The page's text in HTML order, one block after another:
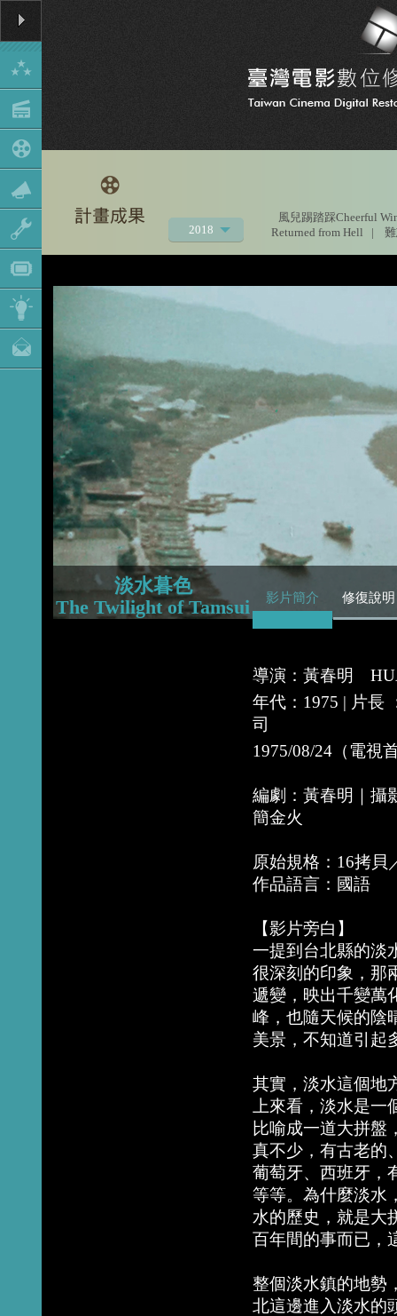
2018
2021
2020
2015
2014
2013
風兒踢踏踩Cheerful
Returned from Hell
|
淡水暮色
The Twilight of Tamsui
影片簡介 修復說明
導演：黃春明
年代：1975 | 片長
司
1975/08/24（電視
編劇：黃春明｜攝
簡金火
原始規格：16拷貝
作品語言：國語
【影片旁白】
一提到台北縣的
很深刻的印象，那
遞變，映出千變萬
峰，也隨天候的陰
美景，不知道引起
其實，淡水這個地
上來看，淡水是
比喻成一道大拼盤
真不少，有古老的
葡萄牙、西班牙，
等等。為什麼淡水
水的歷史，就是大
百年間的事而已，
整個淡水鎮的地勢
北這邊進入淡水的